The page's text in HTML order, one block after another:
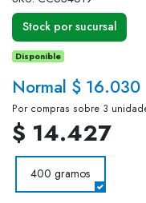
Stock por sucursal
Disponible
Normal $ 16.030
Por compras sobre 3
$ 14.427
400 gramos